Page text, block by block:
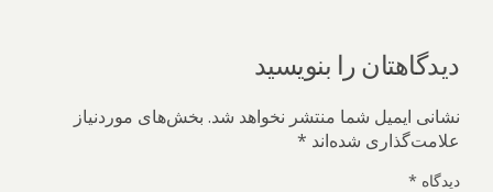
دیدگاهتان را بنویسید
نشانی ایمیل شما منتشر نخواهد شد. بخش‌های موردنیاز
علامت‌گذاری شده‌اند *
دیدگاه *